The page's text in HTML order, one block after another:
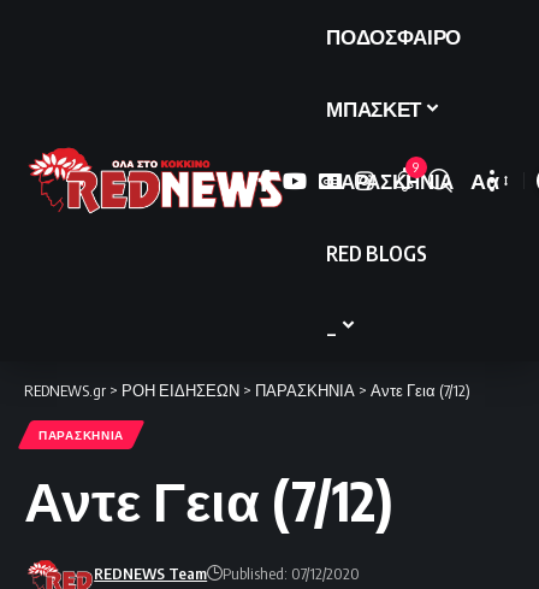
ΠΟΔΟΣΦΑΙΡΟ
ΜΠΑΣΚΕΤ
ΠΑΡΑΣΚΗΝΙΑ
RED BLOGS
9
Font
Αα
REDNEWS.gr > ΡΟΗ ΕΙΔΗΣΕΩΝ > ΠΑΡΑΣΚΗΝΙΑ > Αντε Γεια (7/12)
ΠΑΡΑΣΚΗΝΙΑ
Αντε Γεια (7/12)
REDNEWS Team Published: 07/12/2020